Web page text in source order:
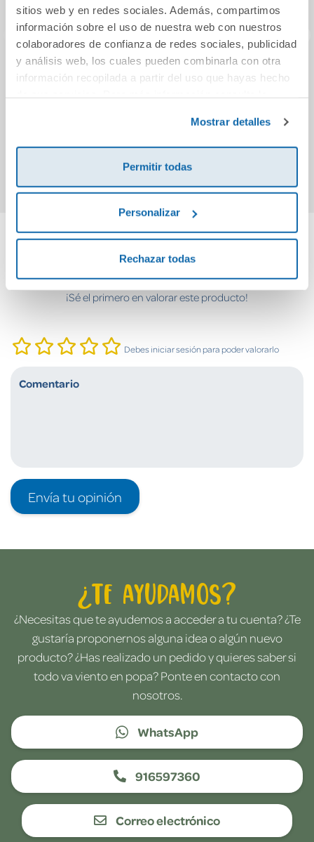
sitios web y en redes sociales. Además, compartimos
información sobre el uso de nuestra web con nuestros
colaboradores de confianza de redes sociales, publicidad
y análisis web, los cuales pueden combinarla con otra
información recopilada a partir del uso que hayas hecho
Mostrar detalles
Permitir todas
Personalizar
Rechazar todas
Un limpiaculos real Fuera de cobertura
7,50€
Cuéntanos tu opinión
¡Sé el primero en valorar este producto!
Debes iniciar sesión para poder valorarlo
Envía tu opinión
¿Te ayudamos?
¿Necesitas que te ayudemos a acceder a tu cuenta? ¿Te
gustaría proponernos alguna idea o algún nuevo
producto? ¿Has realizado un pedido y quieres saber si
todo va viento en popa? Ponte en contacto con
nosotros.
WhatsApp
916597360
Correo electrónico